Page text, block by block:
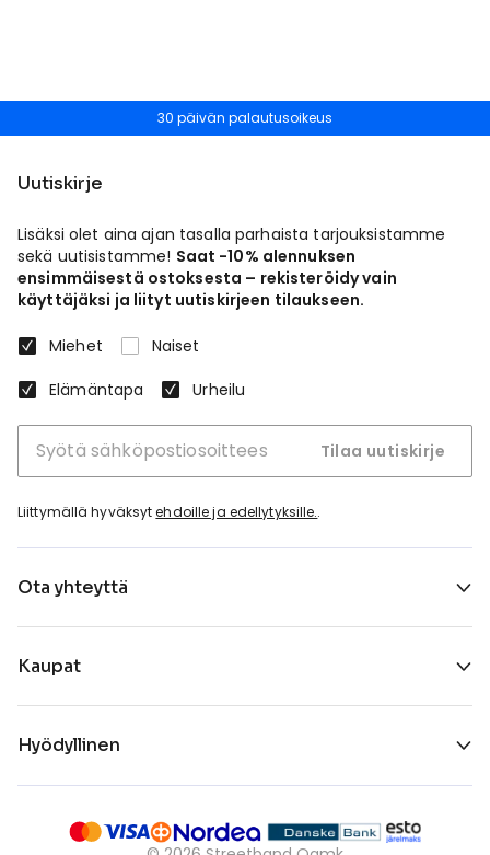
30 päivän palautusoikeus
Uutiskirje
Lisäksi olet aina ajan tasalla parhaista tarjouksistamme
sekä uutisistamme! Saat -10% alennuksen
ensimmäisestä ostoksesta – rekisteröidy vain
käyttäjäksi ja liityt uutiskirjeen tilaukseen.
Miehet
Naiset
Elämäntapa
Urheilu
Tilaa uutiskirje
Liittymällä hyväksytehdoille ja edellytyksille..
Ota yhteyttä
Kaupat
Hyödyllinen